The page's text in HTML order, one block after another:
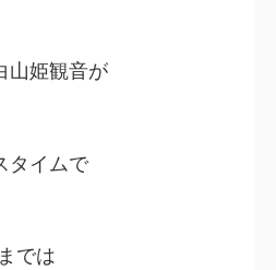
山姫観音が
タイムで
では